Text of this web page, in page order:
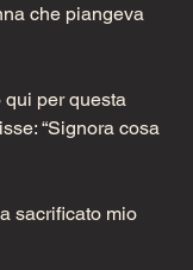
che piangeva
qui per questa
“Signora cosa
sacrificato mio